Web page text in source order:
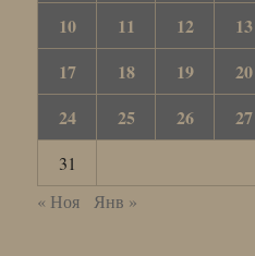
10
11 12 13
17
18 19 20
24
25 26 27
31
« Ноя
Янв »